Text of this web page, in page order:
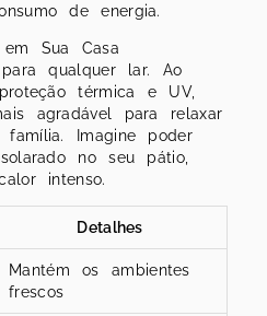
de energia.
Sua Casa
qualquer lar. Ao
térmica e UV,
agradável para relaxar
Imagine poder
no seu pátio,
intenso.
Detalhes
Mantém os ambientes
frescos